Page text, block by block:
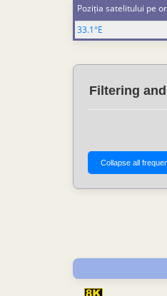
Poziția satelitului pe
33.1°E
Filtering